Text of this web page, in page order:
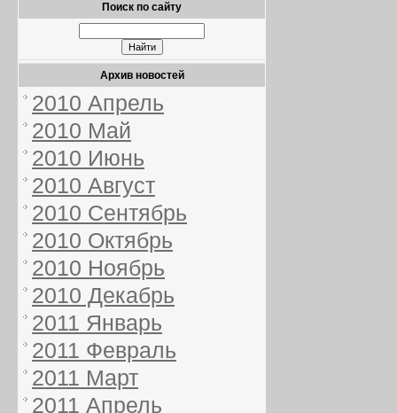
Поиск по сайту
Архив новостей
2010 Апрель
2010 Май
2010 Июнь
2010 Август
2010 Сентябрь
2010 Октябрь
2010 Ноябрь
2010 Декабрь
2011 Январь
2011 Февраль
2011 Март
2011 Апрель